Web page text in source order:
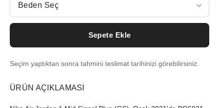
Beden Seç
Sepete Ekle
Seçim yaptıktan sonra tahmini teslimat tarihinizi görebilirsiniz.
ÜRÜN AÇIKLAMASI